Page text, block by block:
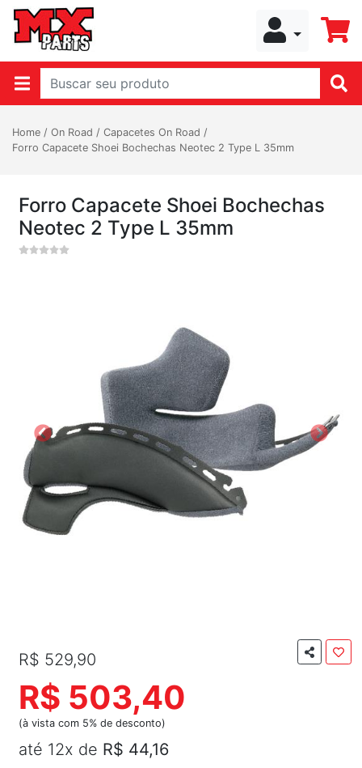
Home / On Road / Capacetes On Road /
Forro Capacete Shoei Bochechas Neotec 2 Type L 35mm
Forro Capacete Shoei Bochechas
Neotec 2 Type L 35mm
R$ 529,90
R$ 503,40
(à vista com 5% de desconto)
até 12x de R$ 44,16